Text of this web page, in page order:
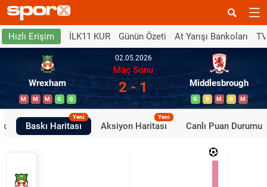
Hızlı Erişim İLK11 KUR Günün Özeti At Yarışı Bankoları
Wrexham
M M M G G
02.05.2026
Maç Sonu
2 - 1 Middlesbrough
G B M B M
Baskı Haritası
Yeni
Aksiyon Haritası
Yeni
Canlı Puan Durumu